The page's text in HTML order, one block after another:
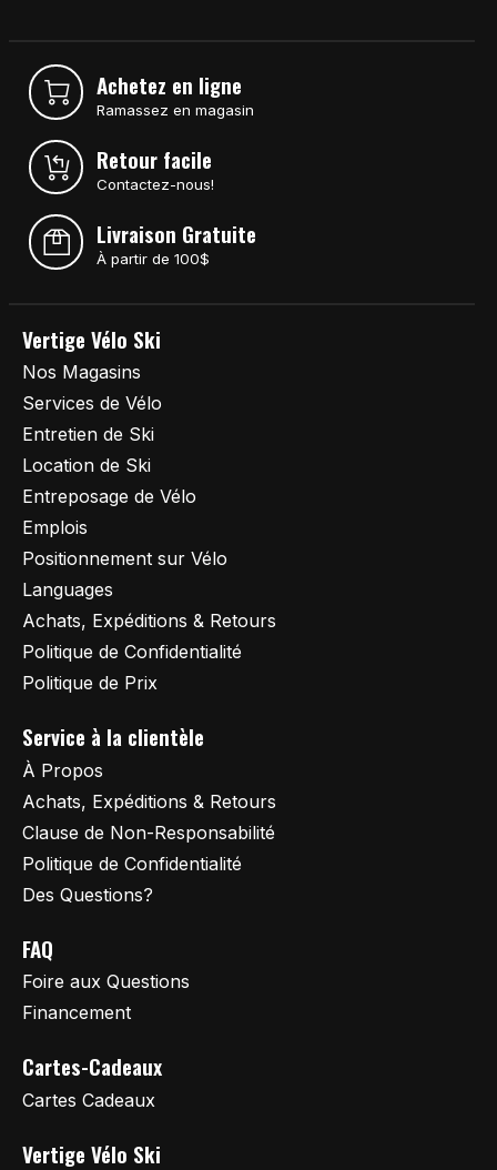
Achetez en ligne
Ramassez en magasin
Retour facile
Contactez-nous!
Livraison Gratuite
À partir de 100$
Vertige Vélo Ski
Nos Magasins
Services de Vélo
Entretien de Ski
Location de Ski
Entreposage de Vélo
Emplois
Positionnement sur Vélo
Languages
Achats, Expéditions & Retours
Politique de Confidentialité
Politique de Prix
Service à la clientèle
À Propos
Achats, Expéditions & Retours
Clause de Non-Responsabilité
Politique de Confidentialité
Des Questions?
FAQ
Foire aux Questions
Financement
Cartes-Cadeaux
Cartes Cadeaux
Vertige Vélo Ski